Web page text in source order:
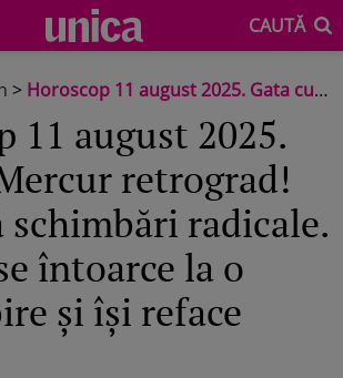
CAUTĂ
> Horoscop 11 august 2025. Gata cu Mercur retrograd! Urmează schimbări radicale. O zodie se întoarce la o fostă iubire și își reface viața
11 august 2025.
retrograd!
schimbări radicale.
întoarce la o
și își reface